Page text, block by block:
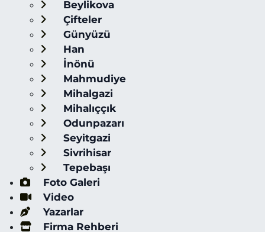
Beylikova
Çifteler
Günyüzü
Han
İnönü
Mahmudiye
Mihalgazi
Mihalıççık
Odunpazarı
Seyitgazi
Sivrihisar
Tepebaşı
Foto Galeri
Video
Yazarlar
Firma Rehberi